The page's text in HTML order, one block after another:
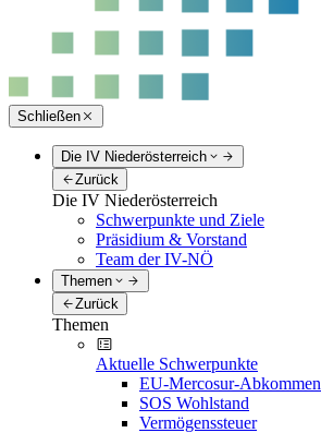
Schließen
Die IV Niederösterreich
Zurück
Die IV Niederösterreich
Schwerpunkte und Ziele
Präsidium & Vorstand
Team der IV-NÖ
Themen
Zurück
Themen
Aktuelle Schwerpunkte
EU-Mercosur-Abkommen
SOS Wohlstand
Vermögenssteuer